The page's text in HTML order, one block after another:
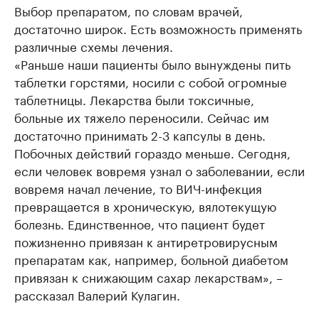
Выбор препаратом, по словам врачей,
достаточно широк. Есть возможность применять
различные схемы лечения.
«Раньше наши пациенты было вынуждены пить
таблетки горстями, носили с собой огромные
таблетницы. Лекарства были токсичные,
больные их тяжело переносили. Сейчас им
достаточно принимать 2-3 капсулы в день.
Побочных действий гораздо меньше. Сегодня,
если человек вовремя узнал о заболевании, если
вовремя начал лечение, то ВИЧ-инфекция
превращается в хроническую, вялотекущую
болезнь. Единственное, что пациент будет
пожизненно привязан к антиретровирусным
препаратам как, например, больной диабетом
привязан к снижающим сахар лекарствам», –
рассказал Валерий Кулагин.